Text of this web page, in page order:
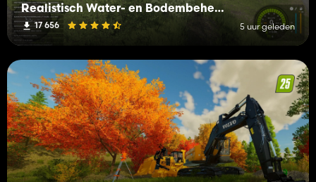
Realistisch Water- en Bodembeheer (RWSM)
17 656 5 uur geleden